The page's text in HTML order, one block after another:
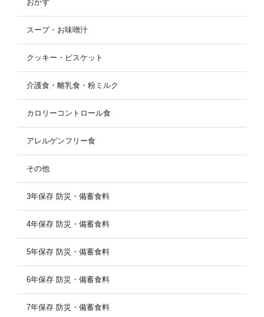
おかず
スープ・お味噌汁
クッキー・ビスケット
介護食・離乳食・粉ミルク
カロリーコントロール食
アレルゲンフリー食
その他
3年保存 防災・備蓄食料
4年保存 防災・備蓄食料
5年保存 防災・備蓄食料
6年保存 防災・備蓄食料
7年保存 防災・備蓄食料